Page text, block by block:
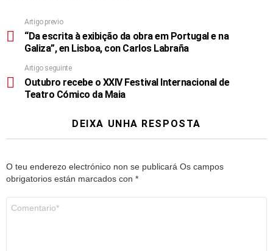
Artigo previo
“Da escrita à exibição da obra em Portugal e na
Galiza”, en Lisboa, con Carlos Labraña
Artigo seguinte
Outubro recebe o XXIV Festival Internacional de
Teatro Cómico da Maia
DEIXA UNHA RESPOSTA
O teu enderezo electrónico non se publicará Os campos
obrigatorios están marcados con *